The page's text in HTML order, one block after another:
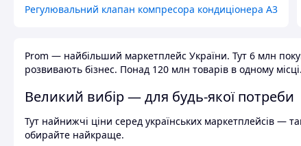
Регулювальний клапан компресора кондиціонера А3
Prom — найбільший маркетплейс України. Тут 6 млн
розвивають бізнес. Понад 120 млн товарів в одному місці.
Великий вибір — для будь-якої потреби
Тут найнижчі ціни серед українських маркетплейсів —
обирайте найкраще.